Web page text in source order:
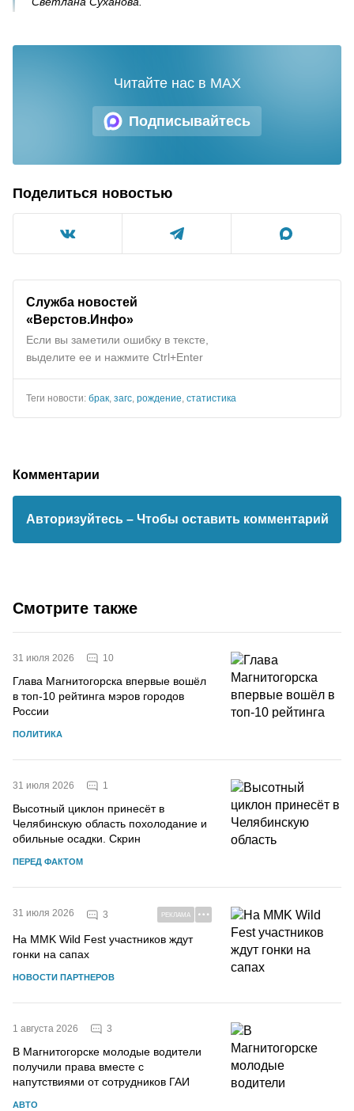
Подписывайтесь
Читайте нас в MAX
Поделиться новостью
Служба новостей
«Верстов.Инфо»
Если вы заметили ошибку в тексте,
выделите ее и нажмите Ctrl+Enter
Теги новости: брак, загс, рождение, статистика
Комментарии
Авторизуйтесь – Чтобы оставить комментарий
Смотрите также
31 июля 2026 10
Глава Магнитогорска впервые вошёл
в топ-10 рейтинга мэров городов
России
ПОЛИТИКА
31 июля 2026 1
Высотный циклон принесёт в
Челябинскую область похолодание и
обильные осадки. Скрин
ПЕРЕД ФАКТОМ
31 июля 2026 3 РЕКЛАМА
На MMK Wild Fest участников ждут
гонки на сапах
НОВОСТИ ПАРТНЕРОВ
1 августа 2026 3
В Магнитогорске молодые водители
получили права вместе с
напутствиями от сотрудников ГАИ
АВТО